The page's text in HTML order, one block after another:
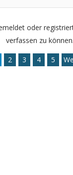
oder
verfassen zu
2 3 4 5